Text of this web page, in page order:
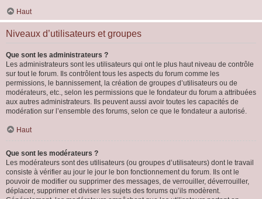
Haut
Niveaux d’utilisateurs et groupes
Que sont les administrateurs ?
Les administrateurs sont les utilisateurs qui ont le plus haut niveau de contrôle
sur tout le forum. Ils contrôlent tous les aspects du forum comme les
permissions, le bannissement, la création de groupes d’utilisateurs ou de
modérateurs, etc., selon les permissions que le fondateur du forum a attribuées
aux autres administrateurs. Ils peuvent aussi avoir toutes les capacités de
modération sur l’ensemble des forums, selon ce que le fondateur a autorisé.
Haut
Que sont les modérateurs ?
Les modérateurs sont des utilisateurs (ou groupes d’utilisateurs) dont le travail
consiste à vérifier au jour le jour le bon fonctionnement du forum. Ils ont le
pouvoir de modifier ou supprimer des messages, de verrouiller, déverrouiller,
déplacer, supprimer et diviser les sujets des forums qu’ils modèrent.